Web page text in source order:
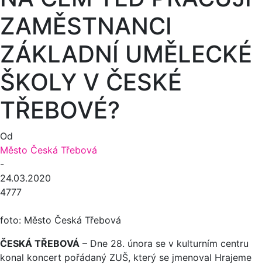
ZAMĚSTNANCI
ZÁKLADNÍ UMĚLECKÉ
ŠKOLY V ČESKÉ
TŘEBOVÉ?
Od
Město Česká Třebová
-
24.03.2020
4777
foto: Město Česká Třebová
ČESKÁ TŘEBOVÁ – Dne 28. února se v kulturním centru
konal koncert pořádaný ZUŠ, který se jmenoval Hrajeme